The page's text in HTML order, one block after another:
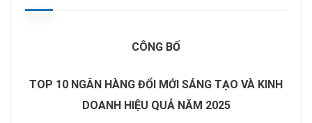
CÔNG BỐ
TOP 10 NGÂN HÀNG ĐỔI MỚI SÁNG TẠO VÀ KINH
DOANH HIỆU QUẢ NĂM 2025